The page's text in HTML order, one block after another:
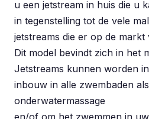
u een jetstream in huis die u
in tegenstelling tot de vele
jetstreams die er op de
Dit model bevindt zich in het
Jetstreams kunnen worden
inbouw in alle zwembaden
onderwatermassage
en/of om het zwemmen in uw